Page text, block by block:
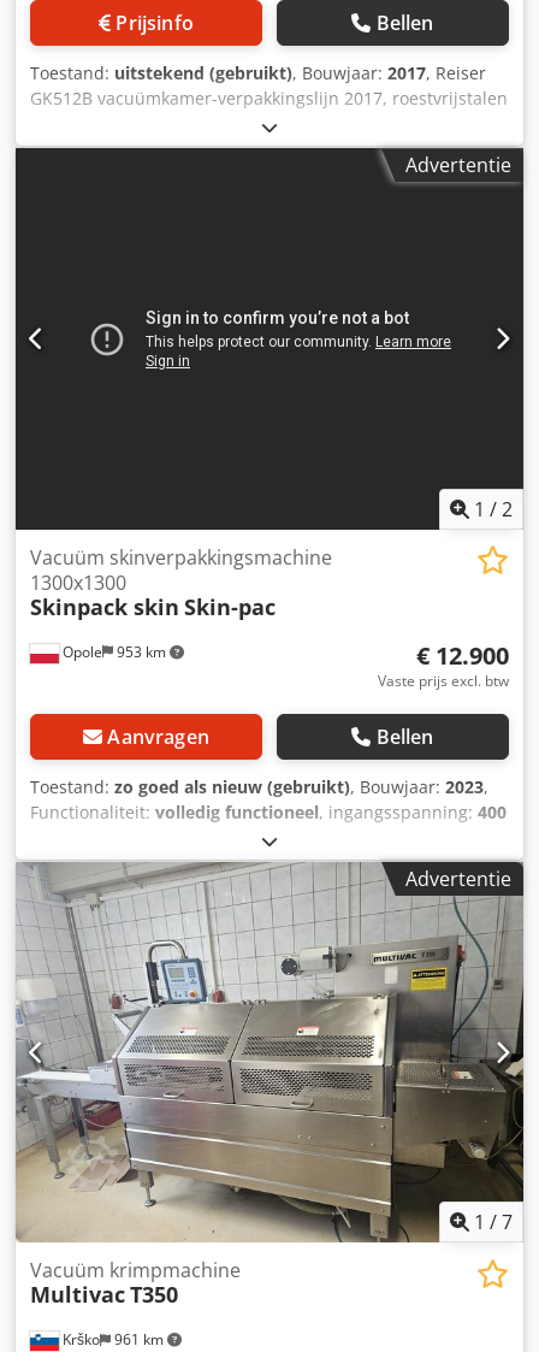
Prijsinfo Bellen
Toestand: uitstekend (gebruikt), Bouwjaar: 2017, Reiser
GK512B vacuümkamer-verpakkingslijn 2017, roestvrijstalen
vacuümkamer-verpakkingslijn, bestaande uit Supervac GK
vacuümkamer, Supervac AT heetwater-krimptank en
Supervac BL15 droogtunnel, inclusief Supervac BG450
Advertentie
1 /2
Opole 953 km
Vacuüm skinverpakkingsmachine
1300x1300
Skinpack skin Skin-pac
€ 12.900
Vaste prijs excl. btw
Aanvragen Bellen
Toestand: zo goed als nieuw (gebruikt), Bouwjaar: 2023,
Functionaliteit: volledig functioneel, ingangsspanning: 400
, ingangsfrequentie:
Skinpack-verpakkingsmachine, vervaardigd op speciale
bestelling vanwege maximale werkruimte. Nooit
aangesloten op een productielijn; niet gebruikt door
wijziging in het productaanbod. Volledig operationeel zoals
te zien is in de video. Maximale foliegrootte 1340 mm.
Maximale werktafelafmeting 1300x1300 mm. Totaal
vermogen 25 kW. Voeding 3x400V 50 Hz. Gewicht 600 kg.
Skin-pac skin skinpac Chodpfjyy Rl Dsx Ai Rja
Advertentie
1 /7
Krško 961 km
Vacuüm krimpmachine
MultivacT350